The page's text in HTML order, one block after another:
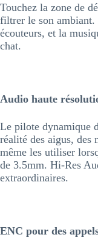
Touchez la zone de
filtrer le son ambiant.
écouteurs, et la
chat.
Audio haute
Le pilote dynamique
réalité des aigus, des
même les utiliser
de 3.5mm. Hi-Res
extraordinaires.
ENC pour des